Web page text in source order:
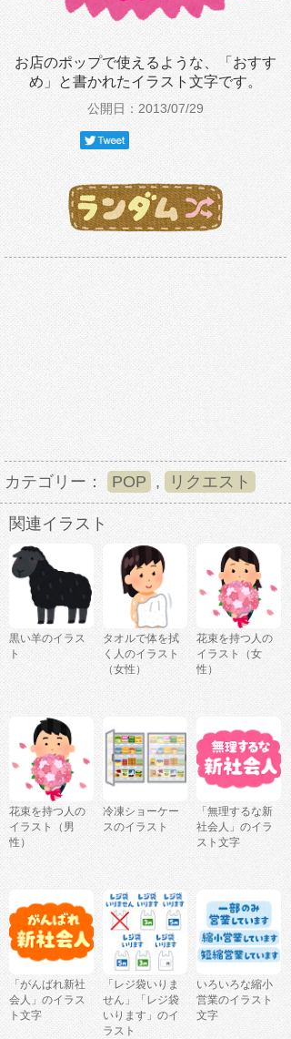
お店のポップで使えるような、「おすす
め」と書かれたイラスト文字です。
公開日：2013/07/29
カテゴリー： POP , リクエスト
関連イラスト
黒い羊のイラス
ト
タオルで体を拭
く人のイラスト
（女性）
花束を持つ人の
イラスト（女
性）
花束を持つ人の
イラスト（男
性）
冷凍ショーケー
スのイラスト
「無理するな新
社会人」のイラ
スト文字
「がんばれ新社
会人」のイラス
ト文字
「レジ袋いりま
せん」「レジ袋
いります」のイ
ラスト
いろいろな縮小
営業のイラスト
文字